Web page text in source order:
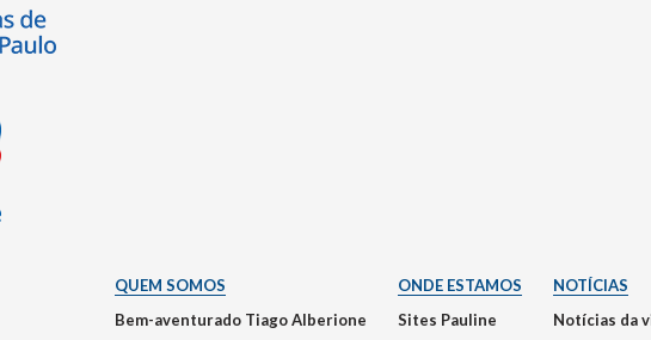
QUEM SOMOS
Bem-aventurado Tiago Alberione
ONDE ESTAMOS
Sites Pauline
NOTÍCIAS
Notícias da